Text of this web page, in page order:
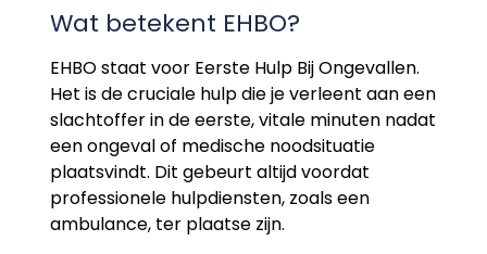
Wat betekent EHBO?
EHBO staat voor Eerste Hulp Bij Ongevallen.
Het is de cruciale hulp die je verleent aan een
slachtoffer in de eerste, vitale minuten nadat
een ongeval of medische noodsituatie
plaatsvindt. Dit gebeurt altijd voordat
professionele hulpdiensten, zoals een
ambulance, ter plaatse zijn.